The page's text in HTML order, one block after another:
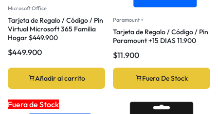
Microsoft Office
Tarjeta de Regalo / Código / Pin
Virtual Microsoft 365 Familia
Hogar $449.900
$449.900
Añadir al carrito
Paramount +
Tarjeta de Regalo / Código / Pin
Paramount +15 DIAS 11.900
$11.900
Fuera De Stock
Fuera de Stock